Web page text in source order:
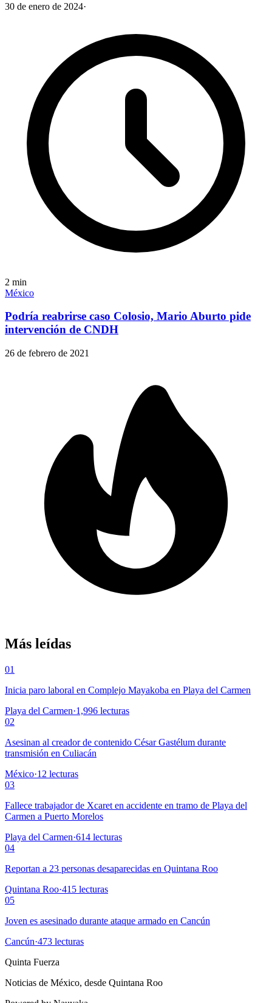
30 de enero de 2024·
2 min
México
Podría reabrirse caso Colosio, Mario Aburto pide
intervención de CNDH
26 de febrero de 2021
Más leídas
01
Inicia paro laboral en Complejo Mayakoba en Playa del Carmen
Playa del Carmen·1,996 lecturas
02
Asesinan al creador de contenido César Gastélum durante
transmisión en Culiacán
México·12 lecturas
03
Fallece trabajador de Xcaret en accidente en tramo de Playa del
Carmen a Puerto Morelos
Playa del Carmen·614 lecturas
04
Reportan a 23 personas desaparecidas en Quintana Roo
Quintana Roo·415 lecturas
05
Joven es asesinado durante ataque armado en Cancún
Cancún·473 lecturas
Quinta Fuerza
Noticias de México, desde Quintana Roo